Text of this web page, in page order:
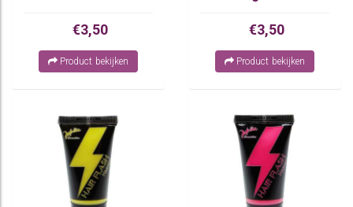
€3,50
Product bekijken
€3,50
Product bekijken